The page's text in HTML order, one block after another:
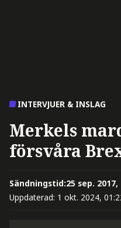
INTERVJUER & INSLAG
Merkels
försvåra
Sändningstid:25 sep. 2017,
Uppdaterad: 1 okt. 2024,